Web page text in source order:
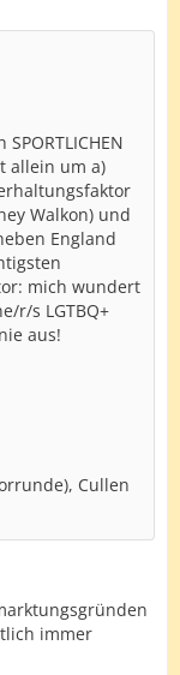
allein um a)
Walkon) und
England
mich wundert
r/s LGTBQ+
aus!
Cullen
immer